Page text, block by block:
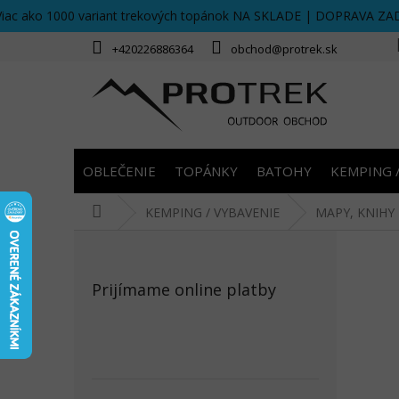
Prejsť
na
ako 1000 variant trekových topánok NA SKLADE | DOPRAVA
+420226886364 obchod@protrek.sk
OBLEČENIE TOPÁNKY BATOHY KEMPING
DomovKEMPING / VYBAVENIE MAPY, KNIHY
Prijímame online platby